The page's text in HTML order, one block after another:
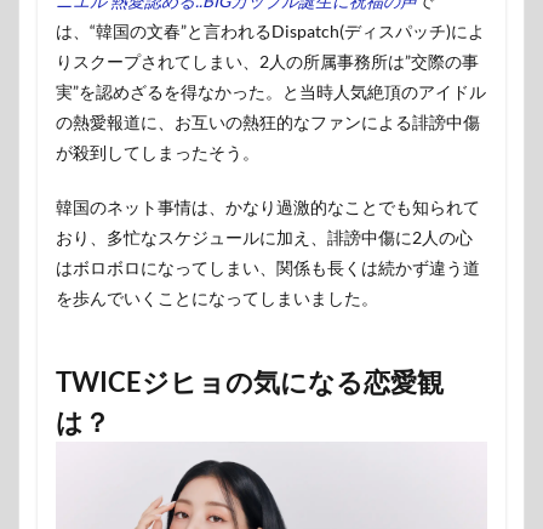
は、“韓国の文春”と言われるDispatch(ディスパッチ)によ
りスクープされてしまい、2人の所属事務所は”交際の事
実”を認めざるを得なかった。と当時人気絶頂のアイドル
の熱愛報道に、お互いの熱狂的なファンによる誹謗中傷
が殺到してしまったそう。
韓国のネット事情は、かなり過激的なことでも知られて
おり、多忙なスケジュールに加え、誹謗中傷に2人の心
はボロボロになってしまい、関係も長くは続かず違う道
を歩んでいくことになってしまいました。
TWICEジヒョの気になる恋愛観
は？